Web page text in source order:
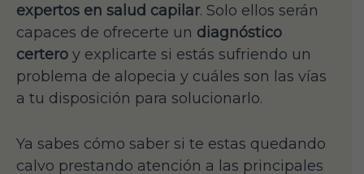
expertos en salud capilar. Solo ellos serán
capaces de ofrecerte un diagnóstico
certero y explicarte si estás sufriendo un
problema de alopecia y cuáles son las vías
a tu disposición para solucionarlo.
Ya sabes cómo saber si te estas quedando
calvo prestando atención a las principales